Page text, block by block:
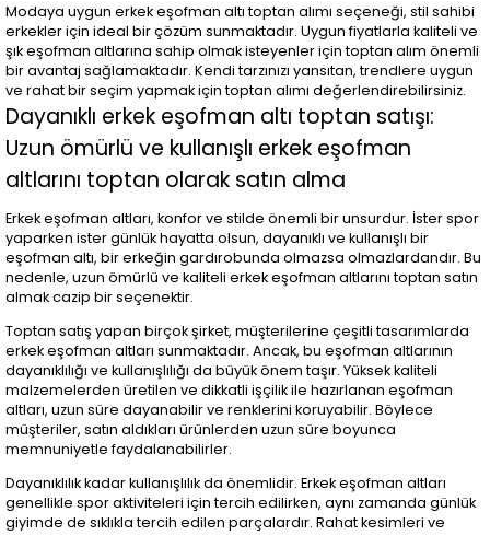
Modaya uygun erkek eşofman altı toptan alımı seçeneği, stil sahibi
erkekler için ideal bir çözüm sunmaktadır. Uygun fiyatlarla kaliteli ve
şık eşofman altlarına sahip olmak isteyenler için toptan alım önemli
bir avantaj sağlamaktadır. Kendi tarzınızı yansıtan, trendlere uygun
ve rahat bir seçim yapmak için toptan alımı değerlendirebilirsiniz.
Dayanıklı erkek eşofman altı toptan satışı:
Uzun ömürlü ve kullanışlı erkek eşofman
altlarını toptan olarak satın alma
Erkek eşofman altları, konfor ve stilde önemli bir unsurdur. İster spor
yaparken ister günlük hayatta olsun, dayanıklı ve kullanışlı bir
eşofman altı, bir erkeğin gardırobunda olmazsa olmazlardandır. Bu
nedenle, uzun ömürlü ve kaliteli erkek eşofman altlarını toptan satın
almak cazip bir seçenektir.
Toptan satış yapan birçok şirket, müşterilerine çeşitli tasarımlarda
erkek eşofman altları sunmaktadır. Ancak, bu eşofman altlarının
dayanıklılığı ve kullanışlılığı da büyük önem taşır. Yüksek kaliteli
malzemelerden üretilen ve dikkatli işçilik ile hazırlanan eşofman
altları, uzun süre dayanabilir ve renklerini koruyabilir. Böylece
müşteriler, satın aldıkları ürünlerden uzun süre boyunca
memnuniyetle faydalanabilirler.
Dayanıklılık kadar kullanışlılık da önemlidir. Erkek eşofman altları
genellikle spor aktiviteleri için tercih edilirken, aynı zamanda günlük
giyimde de sıklıkla tercih edilen parçalardır. Rahat kesimleri ve